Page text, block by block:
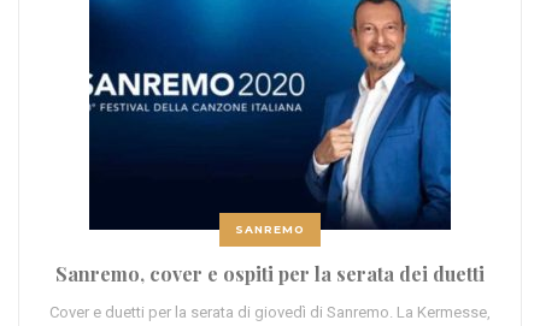
SANREMO
Sanremo, cover e ospiti per la serata dei duetti
Cover e duetti per la serata di giovedì di Sanremo. La Kermesse,